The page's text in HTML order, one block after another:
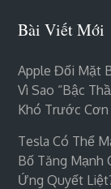
Bài Viết Mới
Apple Đối Mặt
Vì Sao “bậc
Khó Trước Cơn
Tesla Có Thể
Bố Tăng Mạnh
Ứng Quyết